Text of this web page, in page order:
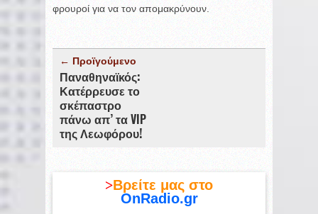
φρουροί για να τον απομακρύνουν.
← Προϊγούμενο
Παναθηναϊκός:
Κατέρρευσε το
σκέπαστρο
πάνω απ’ τα VIP
της Λεωφόρου!
>Βρείτε μας στο
OnRadio.gr